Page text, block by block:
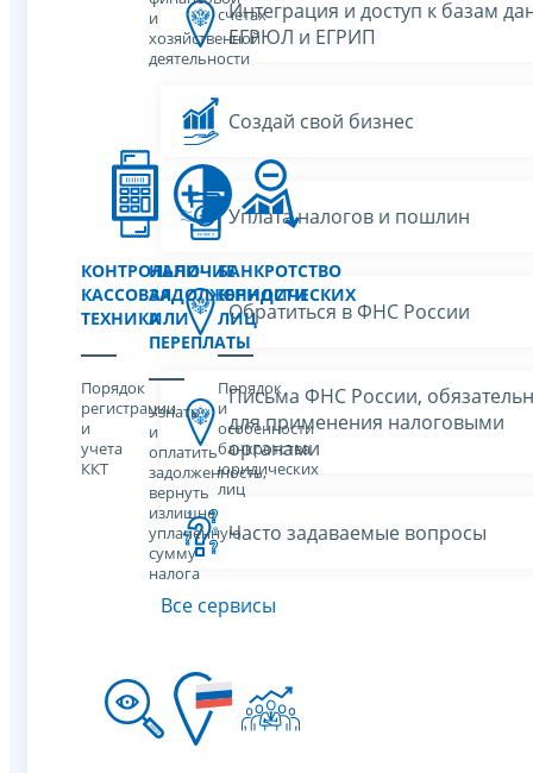
и
хозяйственной
деятельности
счетах
КОНТРОЛЬНО-
КАССОВАЯ
ТЕХНИКА
Порядок
регистрации
и
учета
ККТ
НАЛИЧИЕ
ЗАДОЛЖЕННОСТИ
ИЛИ
ПЕРЕПЛАТЫ
Узнать
и
оплатить
задолженность,
вернуть
излишне
уплаченную
сумму
налога
БАНКРОТСТВО
ЮРИДИЧЕСКИХ
ЛИЦ
Порядок
и
особенности
банкротства
юридических
лиц
Интеграция и доступ к базам
ЕГРЮЛ и ЕГРИП
Создай свой бизнес
Уплата налогов и пошлин
Обратиться в ФНС России
Письма ФНС России,
для применения налоговыми
органами
Часто задаваемые вопросы
Все сервисы